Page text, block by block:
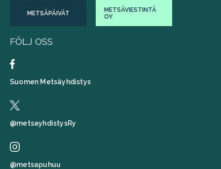
METSÄPÄIVÄT
METSÄVIESTINTÄ
OY
FÖLJ OSS
Suomen Metsäyhdistys
@metsayhdistysRy
@metsapuhuu